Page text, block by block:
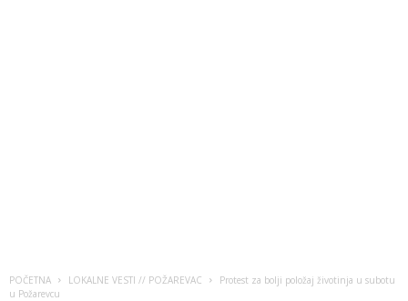
POČETNA LOKALNE VESTI // POŽAREVAC
Protest za bolji položaj životinja u subotu
u Požarevcu